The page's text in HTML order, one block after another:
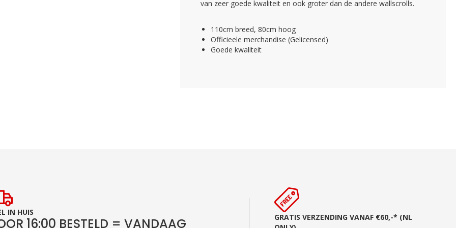
van zeer goede kwaliteit en ook groter dan de andere wallscrolls.
110cm breed, 80cm hoog
Officieele merchandise (Gelicensed)
Goede kwaliteit
IN HUIS
16:00 BESTELD = VANDAAG
GRATIS VERZENDING VANAF €60,-* (NL